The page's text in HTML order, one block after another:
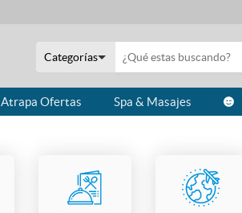
Categorías
Atrapa Ofertas Spa & Masajes